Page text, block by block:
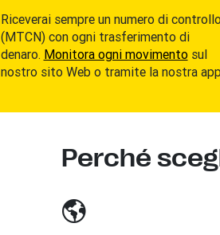
Riceverai sempre un numero di
(MTCN) con ogni trasferimento di
denaro. Monitora ogni movimentosul
nostro sito Web o tramite la nostra
Perché